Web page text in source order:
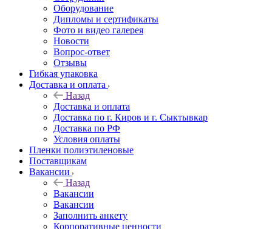
Оборудование
Дипломы и сертификаты
Фото и видео галерея
Новости
Вопрос-ответ
Отзывы
Гибкая упаковка
Доставка и оплата
Назад
Доставка и оплата
Доставка по г. Киров и г. Сыктывкар
Доставка по РФ
Условия оплаты
Пленки полиэтиленовые
Поставщикам
Вакансии
Назад
Вакансии
Вакансии
Заполнить анкету
Корпоративные ценности